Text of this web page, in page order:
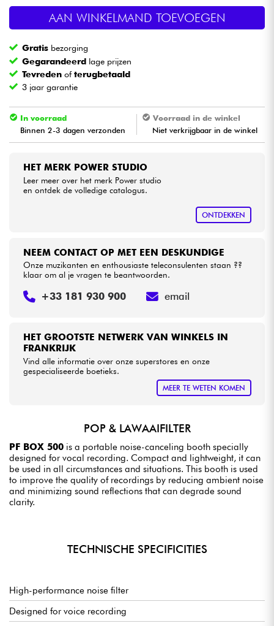
Licht
Blaasinstrument
Kinderen
Kabels & toebehoren
Bekijk onze merken
AAN WINKELMAND TOEVOEGEN
Gratis bezorging
Gegarandeerd lage prijzen
Tevreden ofterugbetaald
3 jaar garantie
In voorraad
Binnen 2-3 dagen verzonden
Voorraad in de winkel
Niet verkrijgbaar in de winkel
HET MERK POWER STUDIO
Leer meer over het merk Power studio
en ontdek de volledige catalogus.
ONTDEKKEN
HET GROOTSTE NETWERK VAN WINKELS IN
FRANKRIJK
Vind alle informatie over onze superstores en onze
gespecialiseerde boetieks.
MEER TE WETEN KOMEN
NEEM CONTACT OP MET EEN DESKUNDIGE
Onze muzikanten en enthousiaste teleconsulenten staan ??
klaar om al je vragen te beantwoorden.
+33 181 930 900 email
POP & LAWAAIFILTER
PF BOX 500 is a portable noise-canceling booth specially
designed for vocal recording. Compact and lightweight, it can
be used in all circumstances and situations. This booth is used
to improve the quality of recordings by reducing ambient noise
and minimizing sound reflections that can degrade sound
clarity.
TECHNISCHE SPECIFICITIES
High-performance noise filter
Designed for voice recording